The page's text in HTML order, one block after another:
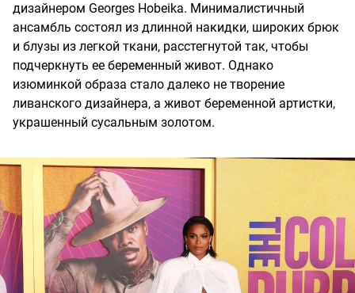
дизайнером Georges Hobeika. Минималистичный
ансамбль состоял из длинной накидки, широких брюк
и блузы из легкой ткани, расстегнутой так, чтобы
подчеркнуть ее беременный живот. Однако
изюминкой образа стало далеко не творение
ливанского дизайнера, а живот беременной артистки,
украшенный сусальным золотом.